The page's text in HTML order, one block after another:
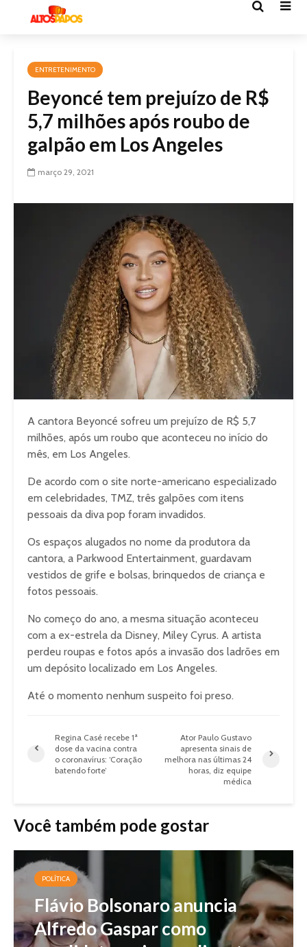
ENTRETENIMENTO
Beyoncé tem prejuízo de R$
5,7 milhões após roubo de
galpão em Los Angeles
março 29, 2021
A cantora Beyoncé sofreu um prejuízo de R$ 5,7
milhões, após um roubo que aconteceu no início do
mês, em Los Angeles.
De acordo com o site norte-americano especializado
em celebridades, TMZ, três galpões com itens
pessoais da diva pop foram invadidos.
Os espaços alugados no nome da produtora da
cantora, a Parkwood Entertainment, guardavam
vestidos de grife e bolsas, brinquedos de criança e
fotos pessoais.
No começo do ano, a mesma situação aconteceu
com a ex-estrela da Disney, Miley Cyrus. A artista
perdeu roupas e fotos após a invasão dos ladrões em
um depósito localizado em Los Angeles.
Até o momento nenhum suspeito foi preso.
Regina Casé recebe 1ª
dose da vacina contra
o coronavírus: ‘Coração
batendo forte’
Ator Paulo Gustavo
apresenta sinais de
melhora nas últimas 24
horas, diz equipe
médica
Você também pode gostar
POLÍTICA
Flávio Bolsonaro anuncia
Alfredo Gaspar como